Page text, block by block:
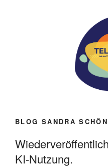
BLOG SANDRA SCHÖN
KI-Nutzung.